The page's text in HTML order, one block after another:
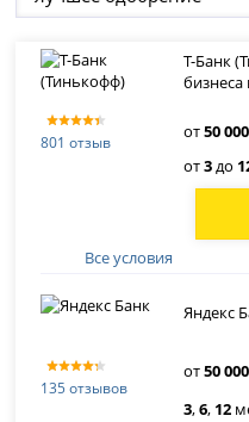
801 отзыв
Т-Банк
бизнеса
от50 000
от3 до
Все условия
135 отзывов
Яндекс
от50 000
3,6, 12